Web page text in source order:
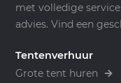
met volledige
advies. Vind een
Tentenverhuur
Grote tent huren